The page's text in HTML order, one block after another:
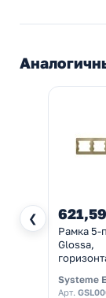
❮
Рамка 5-
Glossa,
Systeme
Арт.